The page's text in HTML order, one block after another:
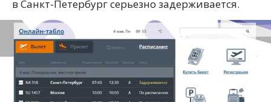
в Санкт-Петербург серьезно задерживается.